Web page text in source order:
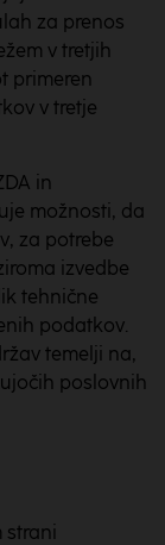
za prenos
v tretjih
primeren
v tretje
in
možnosti, da
za potrebe
izvedbe
tehnične
podatkov.
temelji na,
poslovnih
strani